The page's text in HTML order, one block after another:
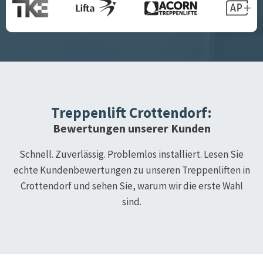
TreppenliftCrottendorf:
Bewertungen unserer Kunden
Schnell. Zuverlässig. Problemlos installiert. Lesen Sie
echte Kundenbewertungen zu unseren Treppenliften in
Crottendorfund sehen Sie, warum wir die erste Wahl
sind.